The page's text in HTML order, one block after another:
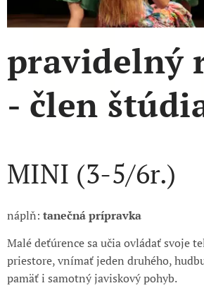
pravidelný
- člen
MINI (3-5/6r.)
náplň: tanečná prípravka
Malé deťúrence sa učia ovládať svoje
priestore, vnímať jeden druhého,
pamäť i samotný javiskový pohyb.